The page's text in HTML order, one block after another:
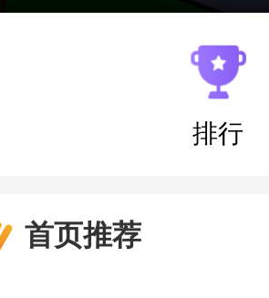
排行
首页推荐